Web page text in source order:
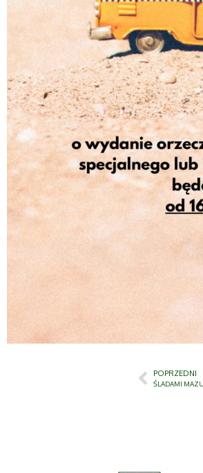
POPRZEDNI
ŚLADAMI